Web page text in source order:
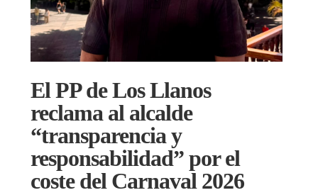
El PP de Los Llanos
reclama al alcalde
“transparencia y
responsabilidad” por el
coste del Carnaval 2026